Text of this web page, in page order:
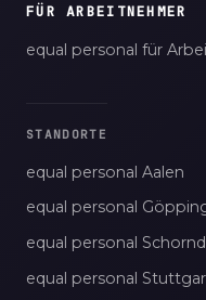
FÜR ARBEITNEHMER
equal personal für
STANDORTE
equal personal Aalen
equal personal
equal personal
equal personal